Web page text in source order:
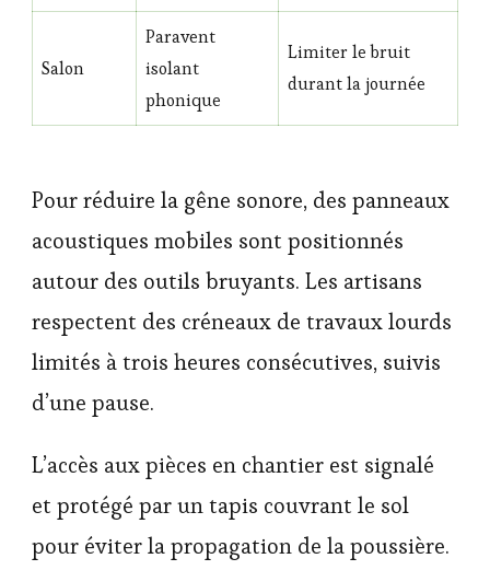
Salon
Paravent
isolant
phonique
Limiter le bruit
durant la journée
Pour réduire la gêne sonore, des panneaux
acoustiques mobiles sont positionnés
autour des outils bruyants. Les artisans
respectent des créneaux de travaux lourds
limités à trois heures consécutives, suivis
d’une pause.
L’accès aux pièces en chantier est signalé
et protégé par un tapis couvrant le sol
pour éviter la propagation de la poussière.